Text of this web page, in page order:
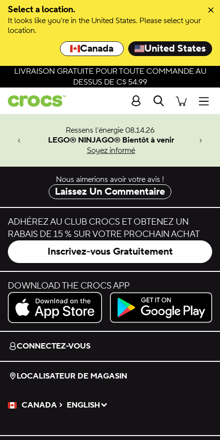
Select a location.
It looks like you're in the United States. Please select your
location.
Canada United States
Passer à la sélection de couleurs
Passer aux détails du produit
LIVRAISON GRATUITE POUR TOUTE COMMANDE AU
DESSUS DE C$ 54.99
Recherche
Ressens l’énergie 08.14.26
LEGO® NINJAGO® Bientôt à venir
Soyez informé
Man.
Nous aimerions avoir votre avis !
Laissez Un Commentaire
ADHÉREZ AU CLUB CROCS ET OBTENEZ UN
RABAIS DE 15 % SUR VOTRE PROCHAIN ACHAT
Inscrivez-vous Gratuitement
DOWNLOAD THE CROCS APP
Download on the App Store.
Get it on Google Play.
CONNECTEZ-VOUS
LOCALISATEUR DE MAGASIN
CANADA
Veuillez sélectionner une langue
ENGLISH
Sélectionné